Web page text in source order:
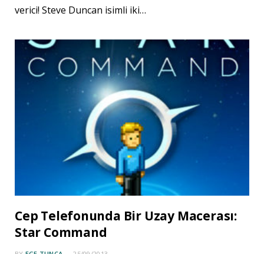
verici! Steve Duncan isimli iki…
Cep Telefonunda Bir Uzay Macerası:
Star Command